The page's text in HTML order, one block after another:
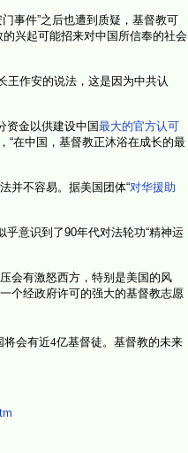
事件”之后也遭到质疑，基督教可
兴起可能招来对中国所信奉的社会
王作安的说法，这是因为中共认
资金以供建设中国最大的官方认可
“在中国，基督教正沐浴在成长的最
并不容易。据美国团体“对华援助
意识到了90年代对法轮功“精神运
会有激怒西方，特别是美国的风
个经政府许可的强大的基督教志愿
会有近4亿基督徒。基督教的未来